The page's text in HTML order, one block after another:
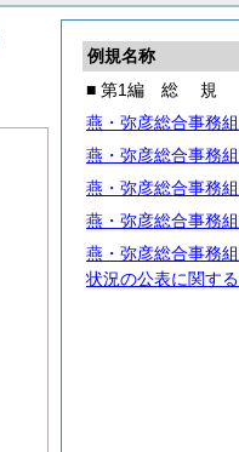
例規名称
■ 第1編 総 規
燕・弥彦総合事務
燕・弥彦総合事務
燕・弥彦総合事務
燕・弥彦総合事務
燕・弥彦総合事務
状況の公表に関す